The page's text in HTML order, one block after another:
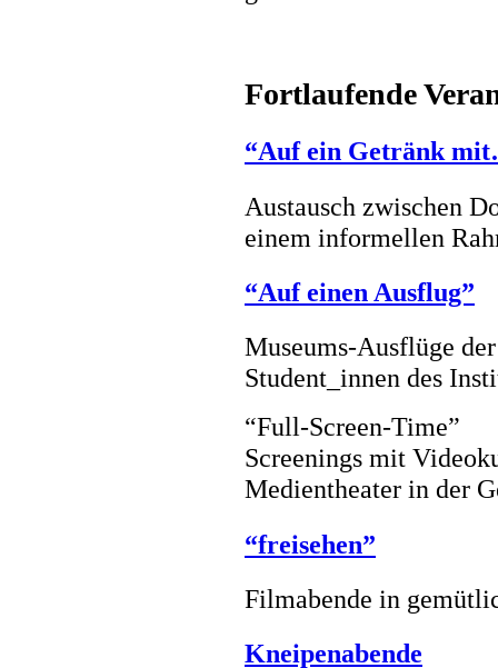
Fortlaufende
“Auf ein Getränk
Austausch zwischen
einem informellen
“Auf einen Ausflug”
Museums-Ausflüge
Student_innen des
“Full-Screen-Time”
Screenings mit
Medientheater in der
“freisehen”
Filmabende in
Kneipenabende